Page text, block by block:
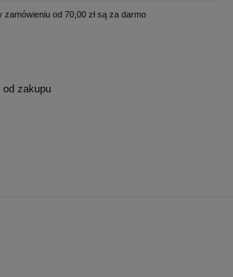
od 70,00 zł są za darmo
zakupu